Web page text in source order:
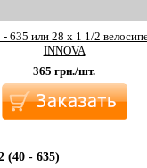
635 или 28 х 1 1/2
INNOVA
365 грн./шт.
(40 - 635)